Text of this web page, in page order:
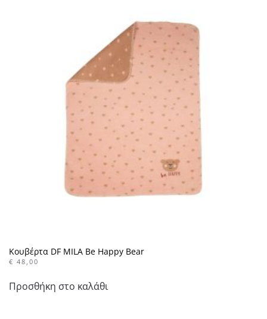
Κουβέρτα DF MILA Be Happy Bear
€ 48,00
Προσθήκη στο καλάθι